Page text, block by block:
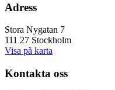
Adress
Stora Nygatan 7
111 27 Stockholm
Visa på karta
Kontakta oss